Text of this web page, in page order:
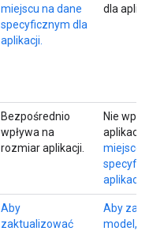
miejscu na dane
specyficznym dla
aplikacji.
dla
Bezpośrednio
wpływa na
rozmiar aplikacji.
Nie
aplikacji,
miejsce
aplikacji
Aby
zaktualizować
Aby
model,